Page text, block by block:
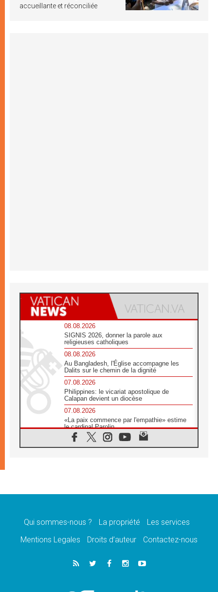
accueillante et réconciliée
08.08.2026
SIGNIS 2026, donner la parole aux
religieuses catholiques
08.08.2026
Au Bangladesh, l'Église accompagne les
Dalits sur le chemin de la dignité
07.08.2026
Philippines: le vicariat apostolique de
Calapan devient un diocèse
07.08.2026
«La paix commence par l'empathie» estime
le cardinal Parolin
07.08.2026
En Colombie, «la paix ne s'achète pas avec
07.08.2026
07.08.2026
en France
Cardinal Rossi: «La venue du Pape Léon en
Argentine est un hommage à François»
Hiroshima et Nagasaki, 81 ans après,
Qui sommes-nous ? La propriété
Les services
Mentions Legales
Droits d’auteur Contactez-nous